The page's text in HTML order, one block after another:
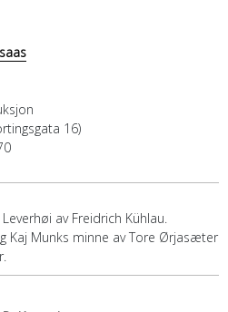
16)
av Freidrich Kühlau.
Kaj Munks minne av Tore Ørjasæter